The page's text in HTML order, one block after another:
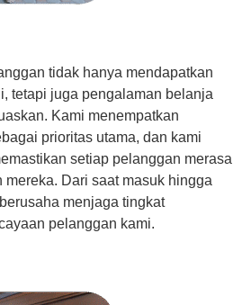
tidak hanya mendapatkan
tetapi juga pengalaman belanja
Kami menempatkan
prioritas utama, dan kami
setiap pelanggan merasa
Dari saat masuk hingga
menjaga tingkat
pelanggan kami.